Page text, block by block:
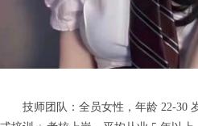
技师团队：全员女性，年龄 22-30